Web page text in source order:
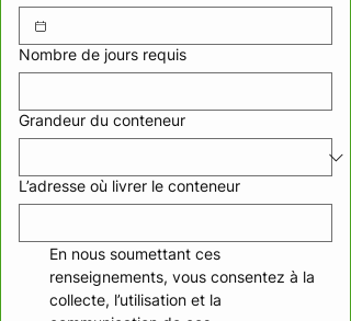
Nombre de jours requis
Grandeur du conteneur
L’adresse où livrer le conteneur
En nous soumettant ces
renseignements, vous consentez à la
collecte, l’utilisation et la